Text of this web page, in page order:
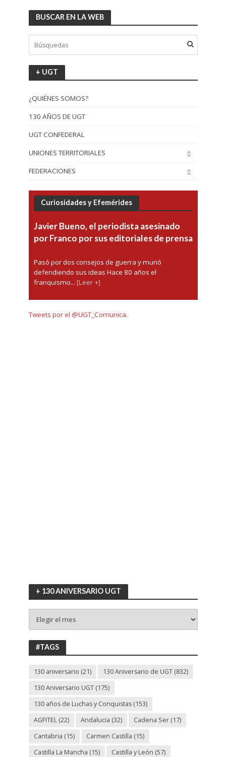
BUSCAR EN LA WEB
+ UGT
¿QUIÉNES SOMOS?
130 AÑOS DE UGT
UGT CONFEDERAL
UNIONES TERRITORIALES
FEDERACIONES
Curiosidades y Efemérides
Javier Bueno, el periodista asesinado
por Franco por sus editoriales de prensa
Pasó por dos consejos de guerra y murió
defendiendo sus ideas Hace 80 años el
franquismo... [Leer +]
Tweets por el @UGT_Comunica.
+ 130 ANIVERSARIO UGT
130
ANIVERSARIO
UGT
#TAGS
130 aniversario (21) 130 Aniversario de UGT(832)
130 Aniversario UGT(175)
130 años de Luchas y Conquistas(153)
AGFITEL(22) Andalucia (32) Cadena Ser(17)
Cantabria (15) Carmen Castilla (15)
Castilla La Mancha (15) Castilla y León (57)